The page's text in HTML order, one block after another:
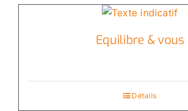
Equilibre & vous
Détails